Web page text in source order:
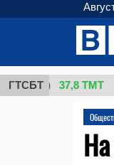
ГТСБТ
37,8 ТМТ